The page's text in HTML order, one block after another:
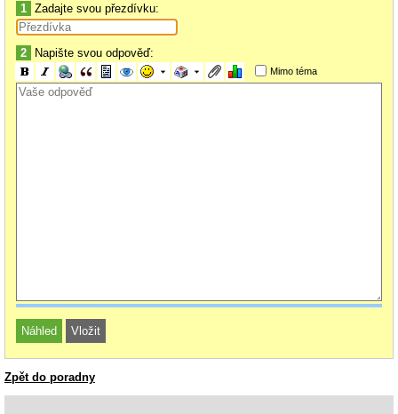
1 Zadajte svou přezdívku:
2 Napište svou odpověď:
Mimo téma
Zpět do poradny